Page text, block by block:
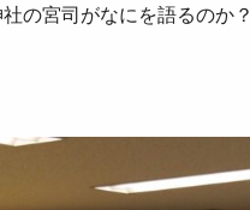
の宮司がなにを語るのか？